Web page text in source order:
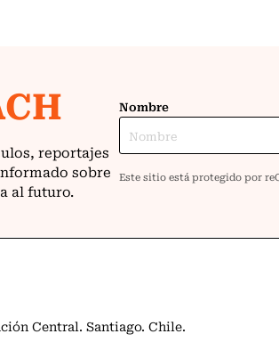
Central. Santiago. Chile.